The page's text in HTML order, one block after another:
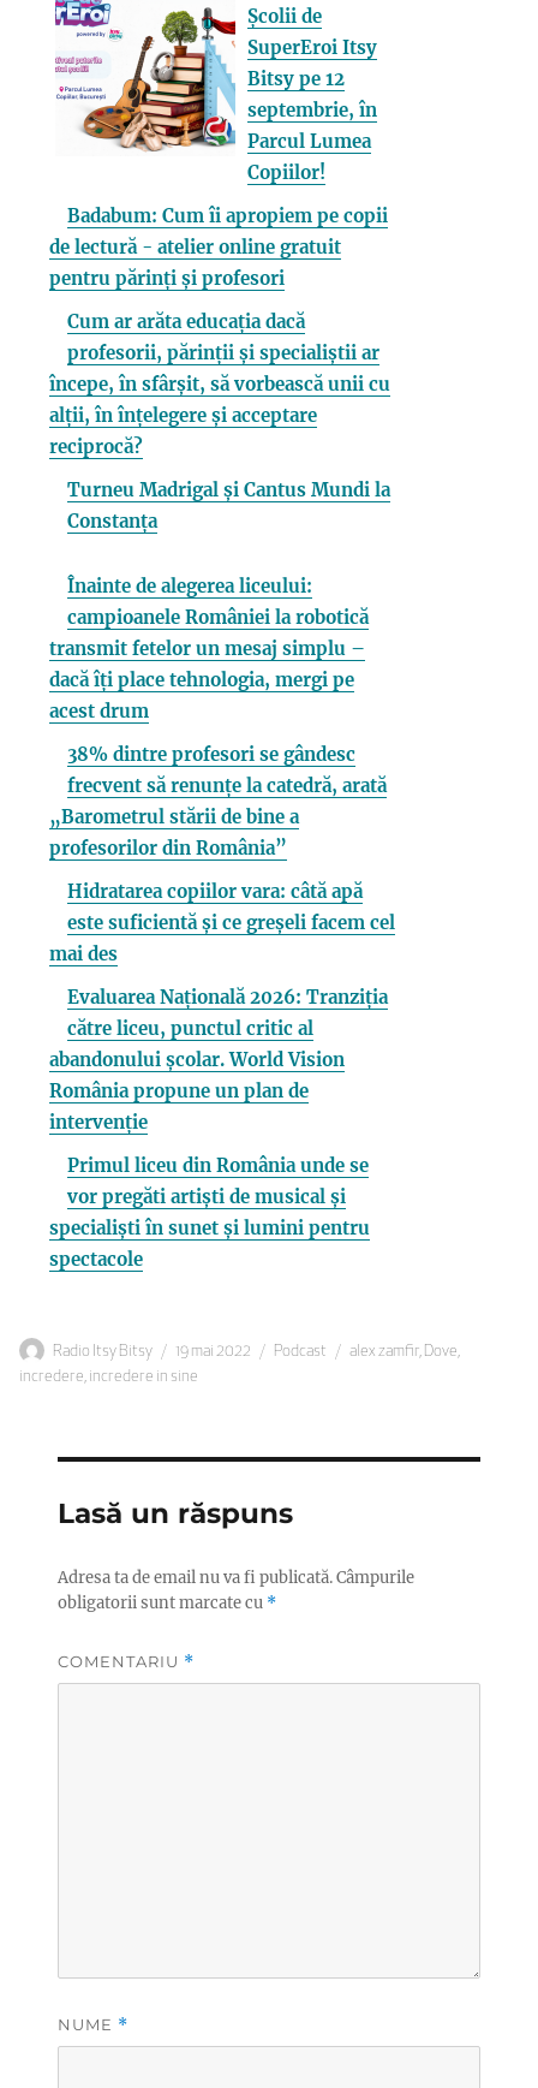
Școlii de
SuperEroi Itsy
Bitsy pe 12
septembrie, în
Parcul Lumea
Copiilor!
Badabum: Cum îi apropiem pe copii
de lectură - atelier online gratuit
pentru părinți și profesori
Cum ar arăta educația dacă
profesorii, părinții și specialiștii ar
începe, în sfârșit, să vorbească unii cu
alții, în înțelegere și acceptare
reciprocă?
Turneu Madrigal și Cantus Mundi la
Constanța
Înainte de alegerea liceului:
campioanele României la robotică
transmit fetelor un mesaj simplu –
dacă îți place tehnologia, mergi pe
acest drum
38% dintre profesori se gândesc
frecvent să renunțe la catedră, arată
„Barometrul stării de bine a
profesorilor din România”
Hidratarea copiilor vara: câtă apă
este suficientă și ce greșeli facem cel
mai des
Evaluarea Națională 2026: Tranziția
către liceu, punctul critic al
abandonului școlar. World Vision
România propune un plan de
intervenție
Primul liceu din România unde se
vor pregăti artiști de musical și
specialiști în sunet și lumini pentru
spectacole
Autor
Radio Itsy Bitsy
Publicat
pe
19 mai 2022 Categorii
Podcast Etichete
alex zamfir, Dove,
incredere, incredere in sine
Lasă un răspuns
Adresa ta de email nu va fi publicată.Câmpurile
obligatorii sunt marcate cu *
COMENTARIU *
NUME *